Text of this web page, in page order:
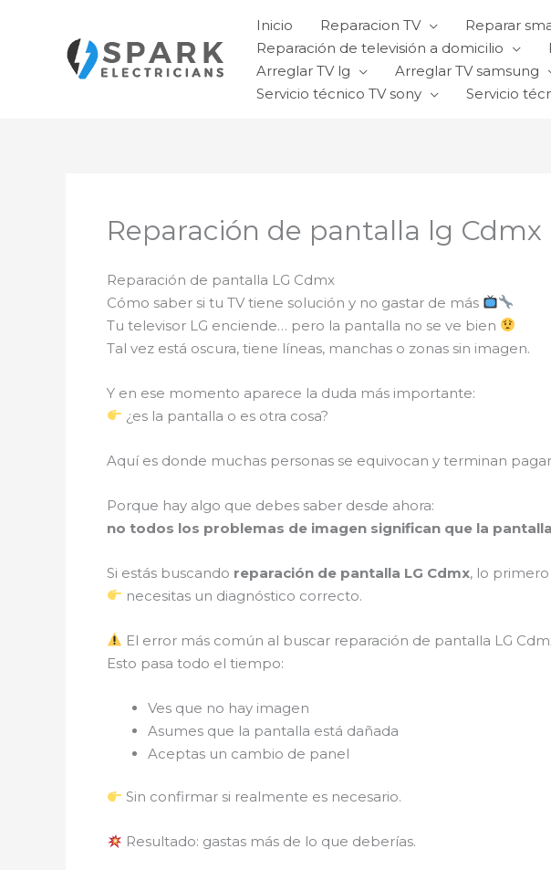
contenido
Inicio Reparacion TV Reparar
Reparación de televisión a domicilio
Arreglar TV lg
Arreglar TV samsung
Servicio técnico TV sony
Servicio
Reparación de pantalla lg Cdmx
Reparación de pantalla LG Cdmx
Cómo saber si tu TV tiene solución y no gastar de más
Tu televisor LG enciende… pero la pantalla no se ve bien
Tal vez está oscura, tiene líneas, manchas o zonas sin imagen.
Y en ese momento aparece la duda más importante:
¿es la pantalla o es otra cosa?
Aquí es donde muchas personas se equivocan y terminan
Porque hay algo que debes saber desde ahora:
no todos los problemas de imagen significan que la
Si estás buscando reparación de pantalla LG Cdmx, lo
necesitas un diagnóstico correcto.
El error más común al buscar reparación de pantalla LG
Esto pasa todo el tiempo:
Ves que no hay imagen
Asumes que la pantalla está dañada
Aceptas un cambio de panel
Sin confirmar si realmente es necesario.
Resultado: gastas más de lo que deberías.